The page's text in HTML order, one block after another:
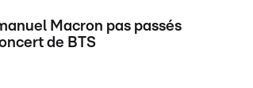
Macron pas passés
de BTS